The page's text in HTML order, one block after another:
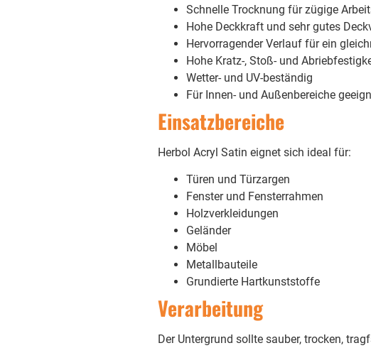
Schnelle Trocknung für zügige
Hohe Deckkraft und sehr gutes
Hervorragender Verlauf für ein
Hohe Kratz-, Stoß- und
Wetter- und UV-beständig
Für Innen- und Außenbereiche
Einsatzbereiche
Herbol Acryl Satin eignet sich ideal für:
Türen und Türzargen
Fenster und Fensterrahmen
Holzverkleidungen
Geländer
Möbel
Metallbauteile
Grundierte Hartkunststoffe
Verarbeitung
Der Untergrund sollte sauber, trocken,